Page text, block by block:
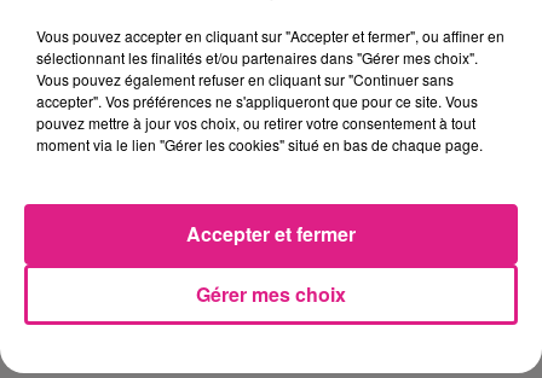
La journée de la moto, un événement peu
connu
Le21 juin est surtout connu pour la fête de
la musique mais pas autant pour la journée
médiatisé, même au sein de notre
environnement », confie Jean-Yves
Vous pouvez accepter en cliquant sur "Accepter et fermer", ou affiner en
sélectionnant les finalités et/ou partenaires dans "Gérer mes choix".
Vous pouvez également refuser en cliquant sur "Continuer sans
accepter". Vos préférences ne s'appliqueront que pour ce site. Vous
pouvez mettre à jour vos choix, ou retirer votre consentement à tout
moment via le lien "Gérer les cookies" situé en bas de chaque page.
Gérer mes choix
Accepter et fermer